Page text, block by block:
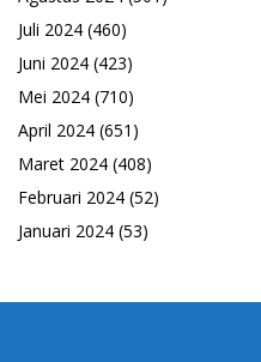
Juli 2024 (460)
Juni 2024 (423)
Mei 2024 (710)
April 2024 (651)
Maret 2024 (408)
Februari 2024 (52)
Januari 2024 (53)